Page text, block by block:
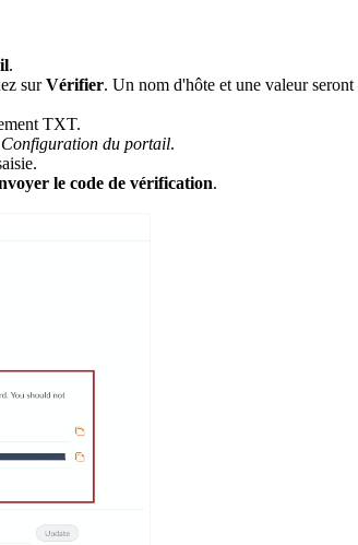
.
surVérifier. Un nom d'hôte et une valeur seront
TXT.
Configuration du portail.
le code de vérification.